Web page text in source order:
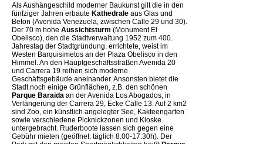
Als Aushängeschild moderner Baukunst gilt die in den
fünfziger Jahren erbaute Kathedrale aus Glas und
Beton (Avenida Venezuela, zwischen Calle 29 und 30).
Der 70 m hohe Aussichtsturm (Monument El
Obelisco), den die Stadtverwaltung 1952 zum 400.
Jahrestag der Stadtgründung. errichtete, weist im
Westen Barquisimetos an der Plaza Obelisco in den
Himmel. An den Hauptgeschäftsstraßen Avenida 20
und Carrera 19 reihen sich moderne
Geschäftsgebäude aneinander. Ansonsten bietet die
Stadt noch einige Grünflächen, z.B. den schönen
Parque Baraida an der Avenida Los Abogados, in
Verlängerung der Carrera 29, Ecke Calle 13. Auf 2 km2
sind Zoo, ein künstlich angelegter See, Kakteengarten
sowie verschiedene Picknickzonen und Kioske
untergebracht. Ruderboote lassen sich gegen eine
Gebühr mieten (geöffnet: täglich 8.00-17.30h). Der